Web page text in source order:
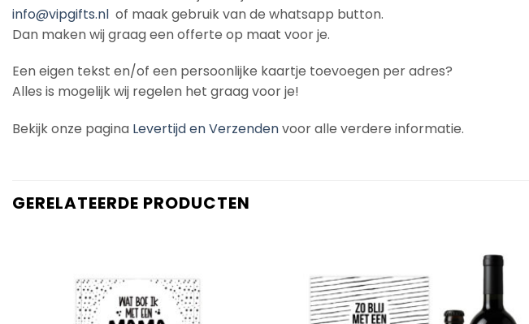
info@vipgifts.nl of maak gebruik van de whatsapp button.
Dan maken wij graag een offerte op maat voor je.
Een eigen tekst en/of een persoonlijke kaartje toevoegen per adres?
Alles is mogelijk wij regelen het graag voor je!
Bekijk onze pagina Levertijd en Verzendenvoor alle verdere informatie.
GERELATEERDE PRODUCTEN